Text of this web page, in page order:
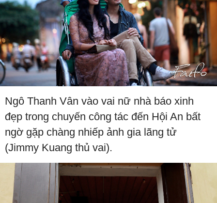
Ngô Thanh Vân vào vai nữ nhà báo xinh
đẹp trong chuyến công tác đến Hội An bất
ngờ gặp chàng nhiếp ảnh gia lãng tử
(Jimmy Kuang thủ vai).